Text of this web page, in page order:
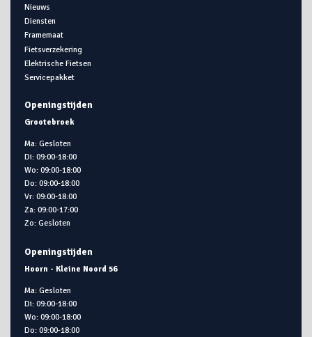
Nieuws
Diensten
Framemaat
Fietsverzekering
Elektrische Fietsen
Servicepakket
Openingstijden
Grootebroek
Ma: Gesloten
Di: 09:00-18:00
Wo: 09:00-18:00
Do: 09:00-18:00
Vr: 09:00-18:00
Za: 09:00-17:00
Zo: Gesloten
Openingstijden
Hoorn - Kleine Noord 56
Ma: Gesloten
Di: 09:00-18:00
Wo: 09:00-18:00
Do: 09:00-18:00